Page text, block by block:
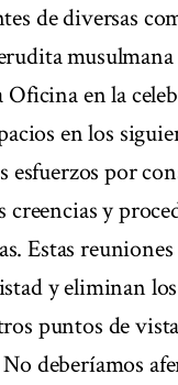
de diversas
en la
en los
por
creencias y
Estas
y eliminan
puntos de
deberíamos